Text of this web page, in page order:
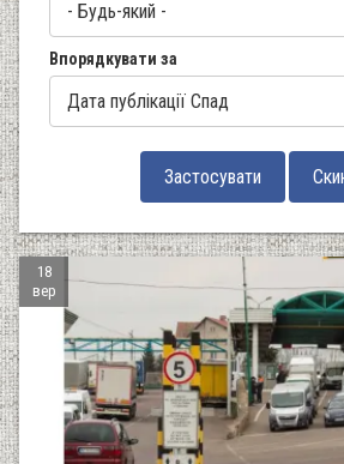
Впорядкувати за
18
вер